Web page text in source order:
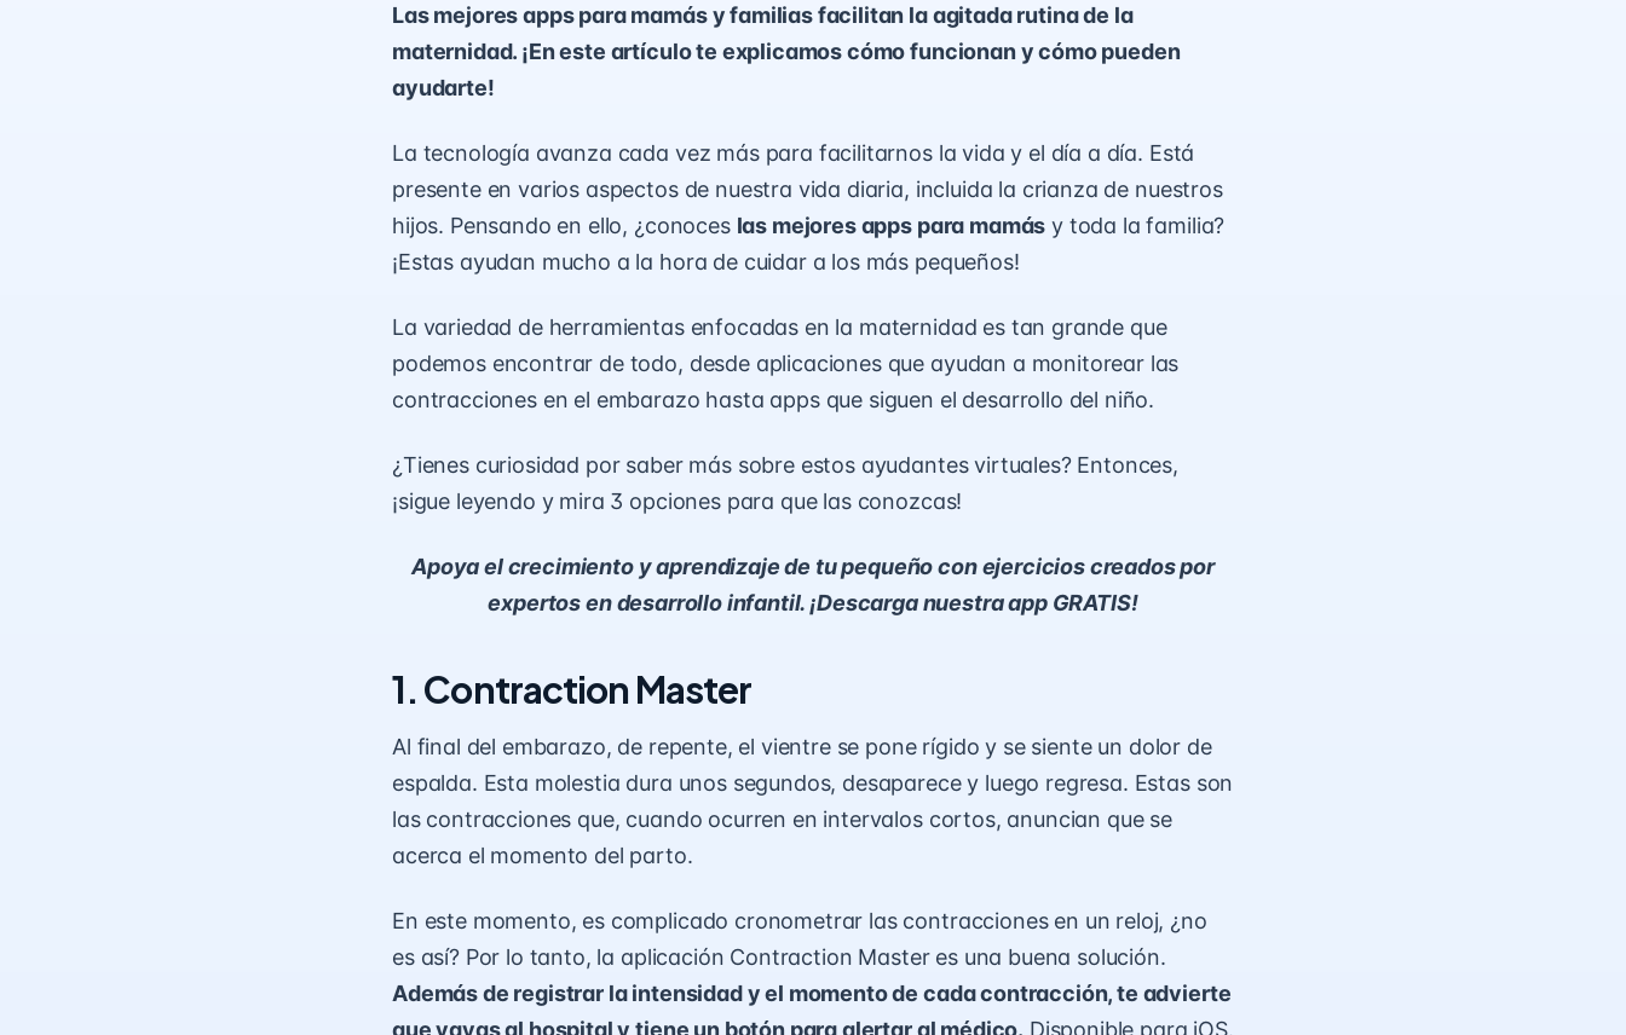
Las mejores apps para mamás y familias facilitan la agitada rutina de la
maternidad. ¡En este artículo te explicamos cómo funcionan y cómo pueden
ayudarte!
La tecnología avanza cada vez más para facilitarnos la vida y el día a día. Está
presente en varios aspectos de nuestra vida diaria, incluida la crianza de nuestros
hijos. Pensando en ello, ¿conoces las mejores apps para mamás y toda la familia?
¡Estas ayudan mucho a la hora de cuidar a los más pequeños!
La variedad de herramientas enfocadas en la maternidad es tan grande que
podemos encontrar de todo, desde aplicaciones que ayudan a monitorear las
contracciones en el embarazo hasta apps que siguen el desarrollo del niño.
¿Tienes curiosidad por saber más sobre estos ayudantes virtuales? Entonces,
¡sigue leyendo y mira 3 opciones para que las conozcas!
Apoya el crecimiento y aprendizaje de tu pequeño con ejercicios creados por
expertos en desarrollo infantil. ¡Descarga nuestra app GRATIS!
1. Contraction Master
Al final del embarazo, de repente, el vientre se pone rígido y se siente un dolor de
espalda. Esta molestia dura unos segundos, desaparece y luego regresa. Estas son
las contracciones que, cuando ocurren en intervalos cortos, anuncian que se
acerca el momento del parto.
En este momento, es complicado cronometrar las contracciones en un reloj, ¿no
es así? Por lo tanto, la aplicación Contraction Master es una buena solución.
Además de registrar la intensidad y el momento de cada contracción, te advierte
que vayas al hospital y tiene un botón para alertar al médico. Disponible para iOS.